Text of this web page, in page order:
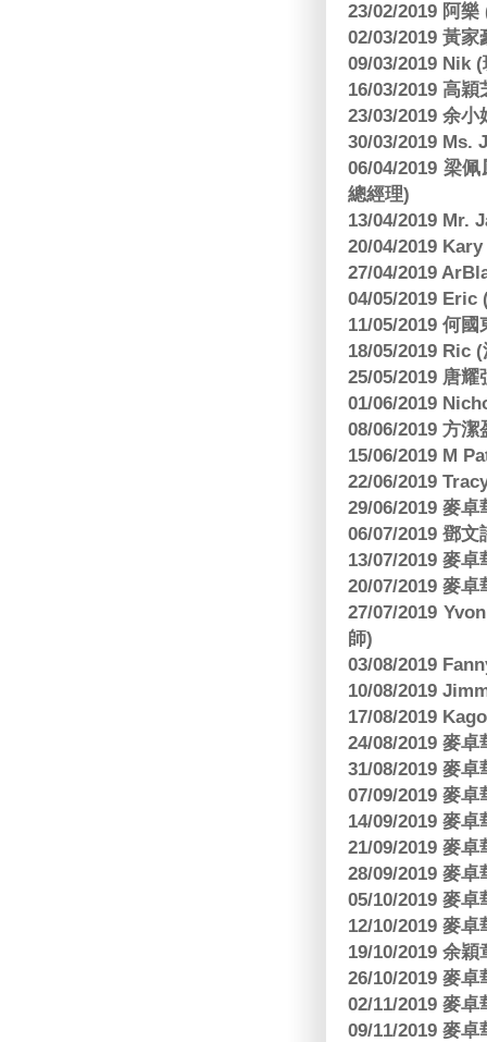
23/02/2019 阿
02/03/2019 黃
09/03/2019 Nik
16/03/2019 高
23/03/2019 余
30/03/2019 Ms.
06/04/2019 梁
總經理)
13/04/2019 Mr.
20/04/2019
27/04/2019
04/05/2019 Eric
11/05/2019 何
18/05/2019 Ric
25/05/2019 唐
01/06/2019
08/06/2019 方
15/06/2019 M
22/06/2019
29/06/2019 麥
06/07/2019 鄧
13/07/2019 麥
20/07/2019 麥
27/07/2019
師)
03/08/2019
10/08/2019
17/08/2019
24/08/2019 麥
31/08/2019 麥
07/09/2019 麥
14/09/2019 麥
21/09/2019 麥
28/09/2019 麥
05/10/2019 麥
12/10/2019 麥
19/10/2019 余
26/10/2019 麥
02/11/2019 麥
09/11/2019 麥